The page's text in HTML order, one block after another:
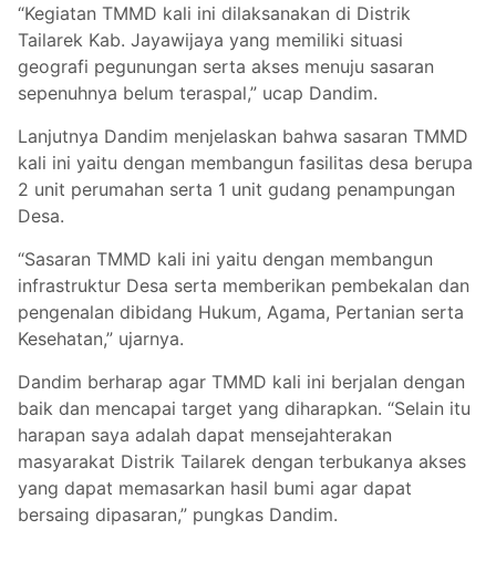
“Kegiatan TMMD kali ini dilaksanakan di Distrik
Tailarek Kab. Jayawijaya yang memiliki situasi
geografi pegunungan serta akses menuju sasaran
sepenuhnya belum teraspal,” ucap Dandim.
Lanjutnya Dandim menjelaskan bahwa sasaran TMMD
kali ini yaitu dengan membangun fasilitas desa berupa
2 unit perumahan serta 1 unit gudang penampungan
Desa.
“Sasaran TMMD kali ini yaitu dengan membangun
infrastruktur Desa serta memberikan pembekalan dan
pengenalan dibidang Hukum, Agama, Pertanian serta
Kesehatan,” ujarnya.
Dandim berharap agar TMMD kali ini berjalan dengan
baik dan mencapai target yang diharapkan. “Selain itu
harapan saya adalah dapat mensejahterakan
masyarakat Distrik Tailarek dengan terbukanya akses
yang dapat memasarkan hasil bumi agar dapat
bersaing dipasaran,” pungkas Dandim.